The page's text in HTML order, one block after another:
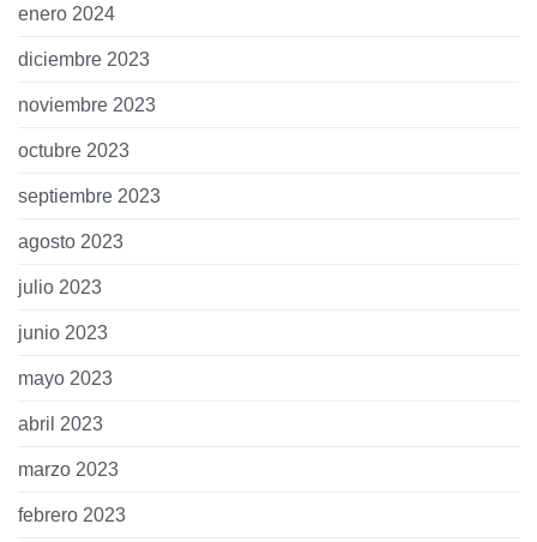
enero 2024
diciembre 2023
noviembre 2023
octubre 2023
septiembre 2023
agosto 2023
julio 2023
junio 2023
mayo 2023
abril 2023
marzo 2023
febrero 2023